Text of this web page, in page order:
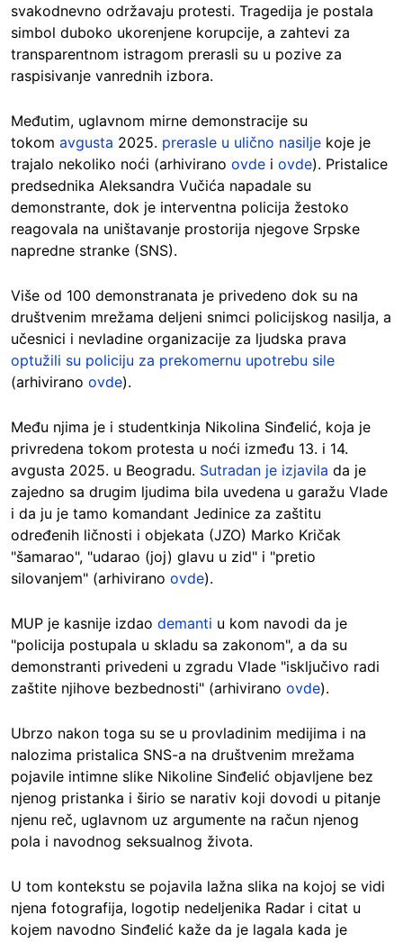
svakodnevno održavaju protesti. Tragedija je postala
simbol duboko ukorenjene korupcije, a zahtevi za
transparentnom istragom prerasli su u pozive za
raspisivanje vanrednih izbora.
Međutim, uglavnom mirne demonstracije su
tokom avgusta 2025. prerasle u ulično nasilje koje je
trajalo nekoliko noći (arhivirano ovde i ovde). Pristalice
predsednika Aleksandra Vučića napadale su
demonstrante, dok je interventna policija žestoko
reagovala na uništavanje prostorija njegove Srpske
napredne stranke (SNS).
Više od 100 demonstranata je privedeno dok su na
društvenim mrežama deljeni snimci policijskog nasilja, a
učesnici i nevladine organizacije za ljudska prava
optužili su policiju za prekomernu upotrebu sile
(arhivirano ovde).
Među njima je i studentkinja Nikolina Sinđelić, koja je
privredena tokom protesta u noći između 13. i 14.
avgusta 2025. u Beogradu. Sutradan je izjavila da je
zajedno sa drugim ljudima bila uvedena u garažu Vlade
i da ju je tamo komandant Jedinice za zaštitu
određenih ličnosti i objekata (JZO) Marko Kričak
"šamarao", "udarao (joj) glavu u zid" i "pretio
silovanjem" (arhivirano ovde).
MUP je kasnije izdao demanti u kom navodi da je
"policija postupala u skladu sa zakonom", a da su
demonstranti privedeni u zgradu Vlade "isključivo radi
zaštite njihove bezbednosti" (arhivirano ovde).
Ubrzo nakon toga su se u provladinim medijima i na
nalozima pristalica SNS-a na društvenim mrežama
pojavile intimne slike Nikoline Sinđelić objavljene bez
njenog pristanka i širio se narativ koji dovodi u pitanje
njenu reč, uglavnom uz argumente na račun njenog
pola i navodnog seksualnog života.
U tom kontekstu se pojavila lažna slika na kojoj se vidi
njena fotografija, logotip nedeljenika Radar i citat u
kojem navodno Sinđelić kaže da je lagala kada je